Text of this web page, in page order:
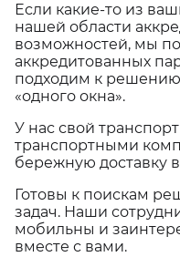
Если какие-то из
нашей области
возможностей, мы
аккредитованных
подходим к
«одного окна».
У нас свой
транспортными
бережную доставку
Готовы к поискам
задач. Наши
мобильны и
вместе с вами.